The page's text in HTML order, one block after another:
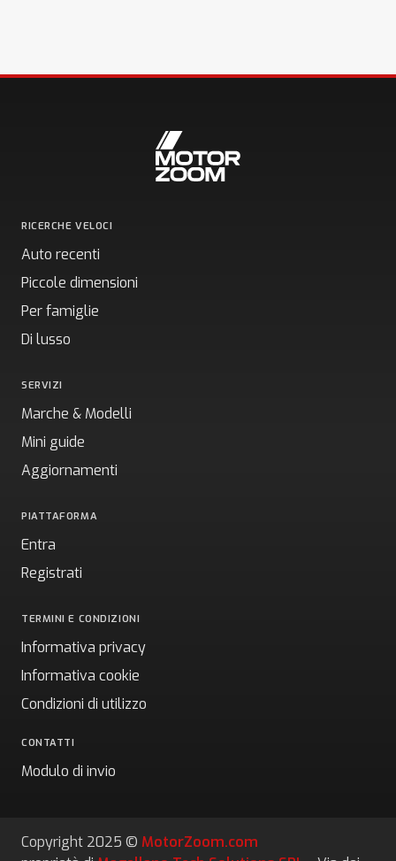
RICERCHE VELOCI
Auto recenti
Piccole dimensioni
Per famiglie
Di lusso
SERVIZI
Marche & Modelli
Mini guide
Aggiornamenti
PIATTAFORMA
Entra
Registrati
TERMINI E CONDIZIONI
Informativa privacy
Informativa cookie
Condizioni di utilizzo
CONTATTI
Modulo di invio
Copyright 2025 © MotorZoom.com